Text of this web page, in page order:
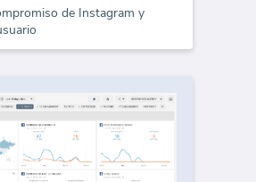
de Instagram y